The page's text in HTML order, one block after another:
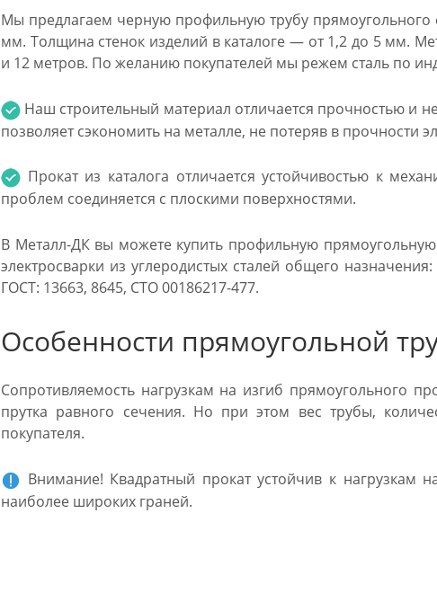
Мы предлагаем черную профильную трубу
мм. Толщина стенок изделий в каталоге — от 1,2 до 5 мм.
и 12 метров. По желанию покупателей мы режем сталь по
Наш строительный материал отличается прочностью и
позволяет сэкономить на металле, не потеряв в прочности
Прокат из каталога отличается устойчивостью к
проблем соединяется с плоскими поверхностями.
В Металл-ДК вы можете купить профильную прямоугольную
электросварки из углеродистых сталей общего
ГОСТ: 13663, 8645, СТО 00186217-477.
Особенности прямоугольной
Сопротивляемость нагрузкам на изгиб прямоугольного
прутка равного сечения. Но при этом вес трубы,
покупателя.
Внимание! Квадратный прокат устойчив к
наиболее широких граней.